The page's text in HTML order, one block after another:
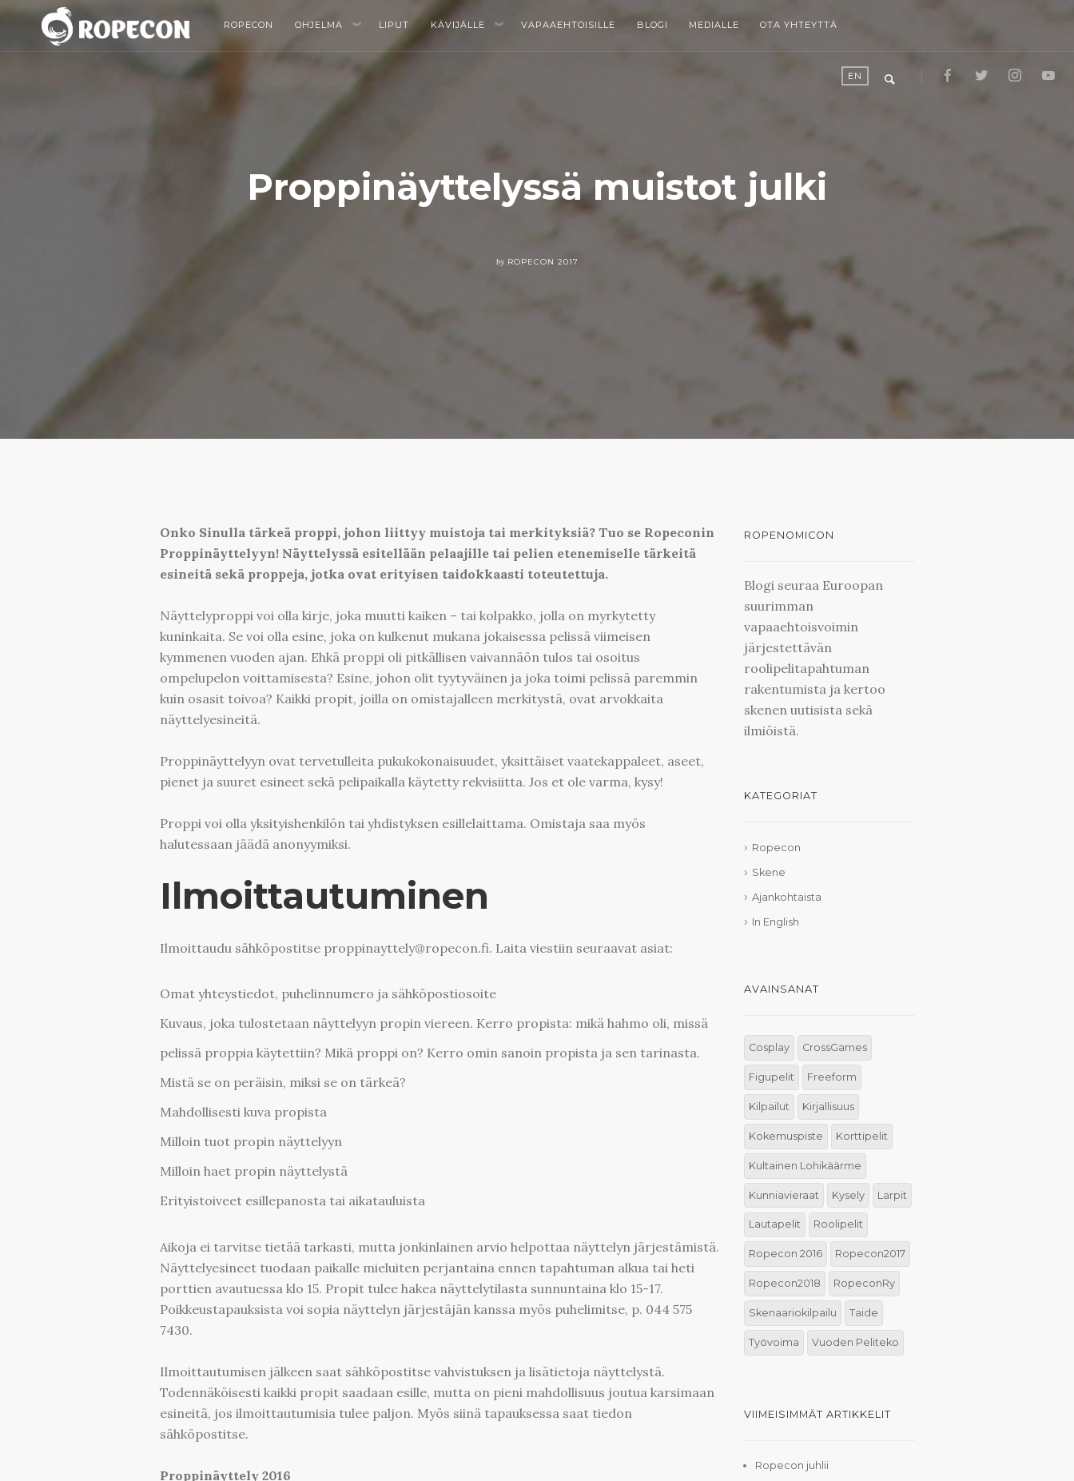
ROPECON OHJELMA LIPUT KÄVIJÄLLE VAPAAEHTOISILLE BLOGI MEDIALLE OTA YHTEYTTÄ
EN
Proppinäyttelyssä muistot julki
by ROPECON 2017
Onko Sinulla tärkeä proppi, johon liittyy muistoja tai merkityksiä? Tuo se Ropeconin
Proppinäyttelyyn! Näyttelyssä esitellään pelaajille tai pelien etenemiselle tärkeitä
esineitä sekä proppeja, jotka ovat erityisen taidokkaasti toteutettuja.
Näyttelyproppi voi olla kirje, joka muutti kaiken – tai kolpakko, jolla on myrkytetty
kuninkaita. Se voi olla esine, joka on kulkenut mukana jokaisessa pelissä viimeisen
kymmenen vuoden ajan. Ehkä proppi oli pitkällisen vaivannäön tulos tai osoitus
ompelupelon voittamisesta? Esine, johon olit tyytyväinen ja joka toimi pelissä paremmin
kuin osasit toivoa? Kaikki propit, joilla on omistajalleen merkitystä, ovat arvokkaita
näyttelyesineitä.
Proppinäyttelyyn ovat tervetulleita pukukokonaisuudet, yksittäiset vaatekappaleet, aseet,
pienet ja suuret esineet sekä pelipaikalla käytetty rekvisiitta. Jos et ole varma, kysy!
Proppi voi olla yksityishenkilön tai yhdistyksen esillelaittama. Omistaja saa myös
halutessaan jäädä anonyymiksi.
Ilmoittautuminen
Ilmoittaudu sähköpostitse proppinayttely@ropecon.fi. Laita viestiin seuraavat asiat:
Omat yhteystiedot, puhelinnumero ja sähköpostiosoite
Kuvaus, joka tulostetaan näyttelyyn propin viereen. Kerro propista: mikä hahmo oli, missä
pelissä proppia käytettiin? Mikä proppi on? Kerro omin sanoin propista ja sen tarinasta.
Mistä se on peräisin, miksi se on tärkeä?
Mahdollisesti kuva propista
Milloin tuot propin näyttelyyn
Milloin haet propin näyttelystä
Erityistoiveet esillepanosta tai aikatauluista
Aikoja ei tarvitse tietää tarkasti, mutta jonkinlainen arvio helpottaa näyttelyn järjestämistä.
Näyttelyesineet tuodaan paikalle mieluiten perjantaina ennen tapahtuman alkua tai heti
porttien avautuessa klo 15. Propit tulee hakea näyttelytilasta sunnuntaina klo 15-17.
Poikkeustapauksista voi sopia näyttelyn järjestäjän kanssa myös puhelimitse, p. 044 575
7430.
Ilmoittautumisen jälkeen saat sähköpostitse vahvistuksen ja lisätietoja näyttelystä.
Todennäköisesti kaikki propit saadaan esille, mutta on pieni mahdollisuus joutua karsimaan
esineitä, jos ilmoittautumisia tulee paljon. Myös siinä tapauksessa saat tiedon
sähköpostitse.
Proppinäyttely 2016
ROPENOMICON
Blogi seuraa Euroopan
suurimman
vapaaehtoisvoimin
järjestettävän
roolipelitapahtuman
rakentumista ja kertoo
skenen uutisista sekä
ilmiöistä.
KATEGORIAT
Ropecon
Skene
Ajankohtaista
In English
AVAINSANAT
Cosplay CrossGames
Figupelit Freeform
Kilpailut Kirjallisuus
Kokemuspiste Korttipelit
Kultainen Lohikäärme
Kunniavieraat Kysely Larpit
Lautapelit Roolipelit
Ropecon 2016 Ropecon2017
Ropecon2018 RopeconRy
Skenaariokilpailu Taide
Työvoima Vuoden Peliteko
VIIMEISIMMÄT ARTIKKELIT
Ropecon juhlii